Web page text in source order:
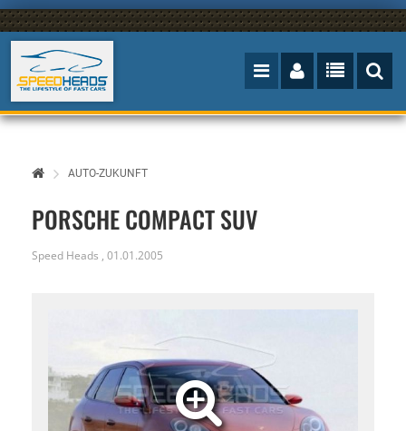
AUTO-ZUKUNFT
PORSCHE COMPACT SUV
Speed Heads , 01.01.2005